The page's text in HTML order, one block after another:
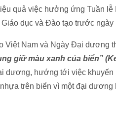
quả việc hưởng ứng Tuần lễ
dục và Đào tạo trước ngày
Việt Nam và Ngày Đại dương
giữ màu xanh của biển”
dương, hướng tới việc khuyến
trên biển vì một đại dương